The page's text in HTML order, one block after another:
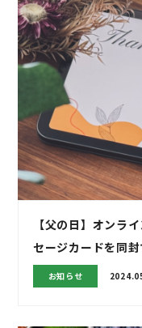
【父の日】オンラ
セージカードを同
お知らせ